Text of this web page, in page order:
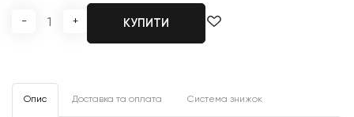
- + КУПИТИ
Опис Доставка та оплата Система знижок